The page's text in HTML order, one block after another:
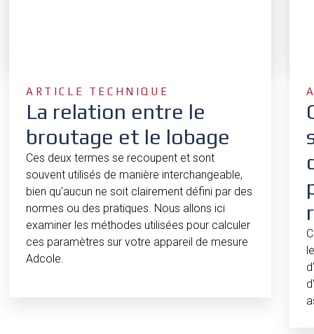
ARTICLE TECHNIQUE
La relation entre le
broutage et le lobage
Ces deux termes se recoupent et sont
souvent utilisés de manière interchangeable,
bien qu'aucun ne soit clairement défini par des
normes ou des pratiques. Nous allons ici
examiner les méthodes utilisées pour calculer
ces paramètres sur votre appareil de mesure
Adcole.